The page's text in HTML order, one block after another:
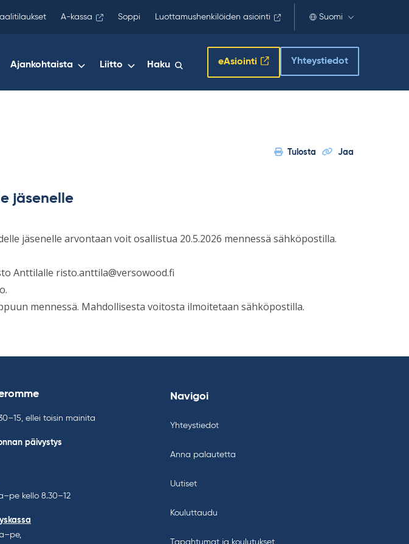
A-kassa Soppi Luottamushenkilöiden asiointi Suomi
Ajankohtaista Liitto Haku eAsiointi Yhteystiedot
Tulosta Jaa
jäsenelle
jäsenelle arvontaan voit osallistua 20.5.2026 mennessä sähköpostilla.
Anttilalle risto.anttila@versowood.fi
mennessä. Mahdollisesta voitosta ilmoitetaan sähköpostilla.
ellei toisin mainita
päivystys
kello 8.30–12
Navigoi
Yhteystiedot
Anna palautetta
Uutiset
Kouluttaudu